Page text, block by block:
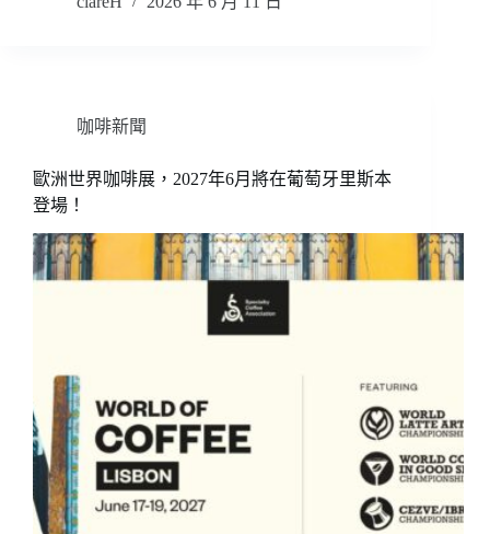
咖啡新聞
歐洲世界咖啡展，2027年6月將在葡萄牙里斯本
登場！